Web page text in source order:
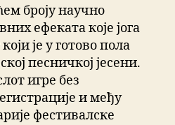
броју научно
ефеката које јога
је у готово пола
песничкој јесени.
игре без
и међу
фестивалске